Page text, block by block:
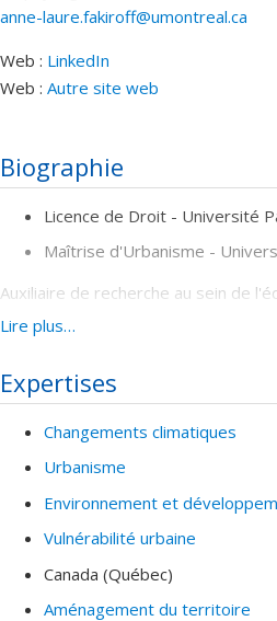
anne-laure.fakiroff@umontreal.ca
Web : LinkedIn
Web : Autre site web
Biographie
Licence de Droit - Université
Maîtrise d'Urbanisme -
Auxiliaire de recherche au sein de
la Professeure Isabelle Thomas
Lire plus…
Expertises
Changements climatiques
Urbanisme
Environnement et
Vulnérabilité urbaine
Canada (Québec)
Aménagement du territoire